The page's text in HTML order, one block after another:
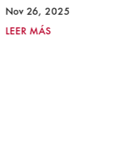
Nov 26, 2025
LEER MÁS